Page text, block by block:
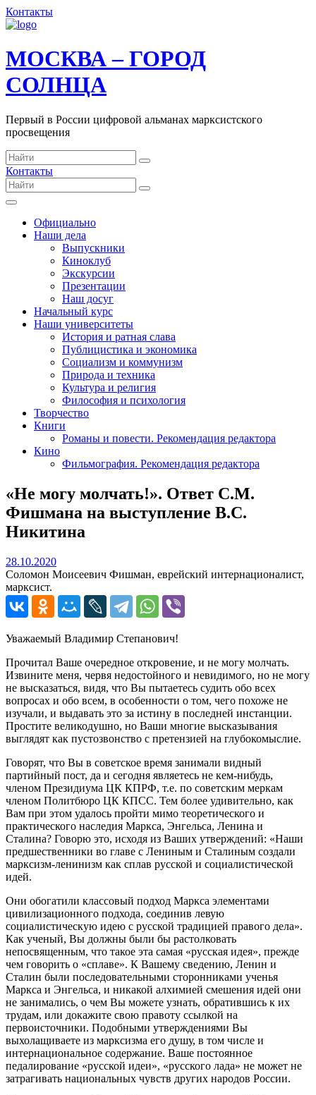
Контакты
МОСКВА – ГОРОД
СОЛНЦА
Первый в России цифровой альманах марксистского
просвещения
Контакты
Официально
Наши дела
Выпускники
Киноклуб
Экскурсии
Презентации
Наш досуг
Начальный курс
Наши университеты
История и ратная слава
Публицистика и экономика
Социализм и коммунизм
Природа и техника
Культура и религия
Философия и психология
Творчество
Книги
Романы и повести. Рекомендация редактора
Кино
Фильмография. Рекомендация редактора
«Не могу молчать!». Ответ С.М.
Фишмана на выступление В.С.
Никитина
28.10.202028.10.2020
Соломон Моисеевич Фишман, еврейский интернационалист,
марксист.
Уважаемый Владимир Степанович!
Прочитал Ваше очередное откровение, и не могу молчать.
Извините меня, червя недостойного и невидимого, но не могу
не высказаться, видя, что Вы пытаетесь судить обо всех
вопросах и обо всем, в особенности о том, чего похоже не
изучали, и выдавать это за истину в последней инстанции.
Простите великодушно, но Ваши многие высказывания
выглядят как пустозвонство с претензией на глубокомыслие.
Говорят, что Вы в советское время занимали видный
партийный пост, да и сегодня являетесь не кем-нибудь,
членом Президиума ЦК КПРФ, т.е. по советским меркам
членом Политбюро ЦК КПСС. Тем более удивительно, как
Вам при этом удалось пройти мимо теоретического и
практического наследия Маркса, Энгельса, Ленина и
Сталина? Говорю это, исходя из Ваших утверждений: «Наши
предшественники во главе с Лениным и Сталиным создали
марксизм-ленинизм как сплав русской и социалистической
идей.
Они обогатили классовый подход Маркса элементами
цивилизационного подхода, соединив левую
социалистическую идею с русской традицией правого дела».
Как ученый, Вы должны были бы растолковать
непосвященным, что такое эта самая «русская идея», прежде
чем говорить о «сплаве». К Вашему сведению, Ленин и
Сталин были последовательными сторонниками ученья
Маркса и Энгельса, и никакой алхимией смешения идей они
не занимались, о чем Вы можете узнать, обратившись к их
трудам, или докажите свою правоту ссылкой на
первоисточники. Подобными утверждениями Вы
выхолащиваете из марксизма его душу, в том числе и
интернациональное содержание. Ваше постоянное
педалирование «русской идеи», «русского лада» не может не
затрагивать национальных чувств других народов России.